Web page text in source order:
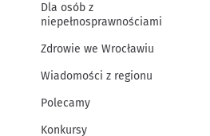
Dla osób z
niepełnosprawnościami
Zdrowie we Wrocławiu
Wiadomości z regionu
Polecamy
Konkursy